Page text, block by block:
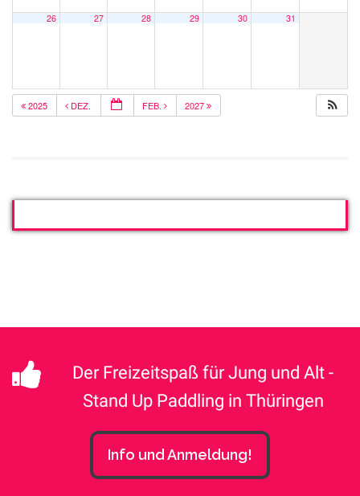
26 27 28 29 30 31
2025 DEZ. FEB. 2027
Der Freizeitspaß für Jung und Alt -
Stand Up Paddling in Thüringen
Info und Anmeldung!